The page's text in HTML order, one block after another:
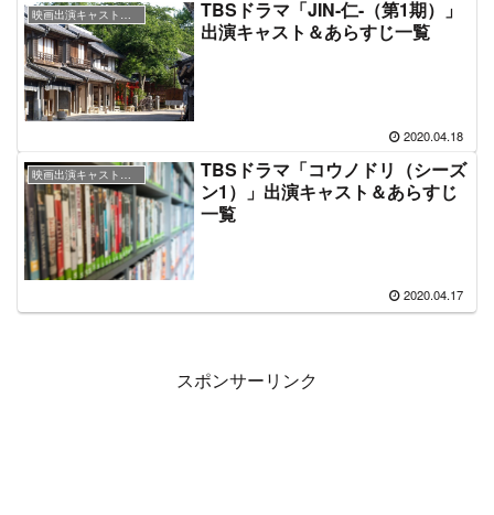
TBSドラマ「JIN-仁-（第1期）」
出演キャスト＆あらすじ一覧
2020.04.18
TBSドラマ「コウノドリ（シーズ
ン1）」出演キャスト＆あらすじ
一覧
2020.04.17
スポンサーリンク